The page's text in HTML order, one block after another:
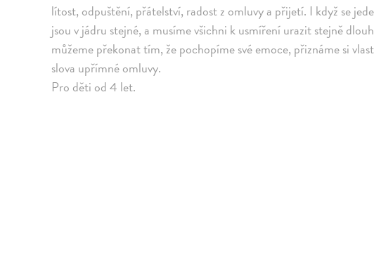
lítost, odpuštění, přátelství, radost z omluvy a přijetí. I když se
jsou v jádru stejné, a musíme všichni k usmíření urazit stejně
můžeme překonat tím, že pochopíme své emoce, přiznáme si
slova upřímné omluvy.
Pro děti od 4 let.